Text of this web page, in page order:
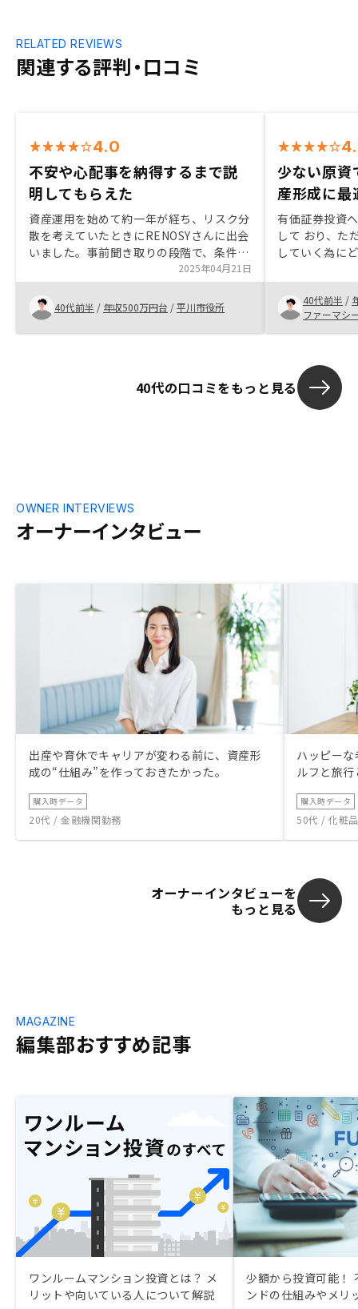
関連する評判・口コミ
RELATED REVIEWS
4.0
不安や心配事を納得するまで説
明してもらえた
資産運用を始めて約一年が経ち、リスク分
散を考えていたときにRENOSYさんに出会
いました。事前聞き取りの段階で、条件を
満たさないというだけで個別面談をもして
もらえないところがあった中で、RENOSY
さんはまず相談を受けてくれました。色々
話をしていく中で、私にピッタリな物件を
提示してもらえました。不動産投資のメリ
に対応していただいたことが良かったで
2025年04月21日
40代前半 / 年収500万円台 /平川市役所
少ない原資
産形成に最
有価証券投資
して おり、た
していく為に
魅力を感じた
点からも考え
が難しいこと
た。もっとリ
40代前半 /
ファーマシ
40代の口コミをもっと見る
オーナーインタビュー
OWNER INTERVIEWS
出産や育休でキャリアが変わる前に、資産形
成の“仕組み”を作っておきたかった。
購入時データ
20代 / 金融機関勤務
ハッピー
ルフと旅
購入時データ
50代 / 化粧
オーナーインタビューを
もっと見る
編集部おすすめ記事
MAGAZINE
ワンルームマンション投資とは？ メ
リットや向いている人について解説
少額から投資可能！
ンドの仕組みやメリ